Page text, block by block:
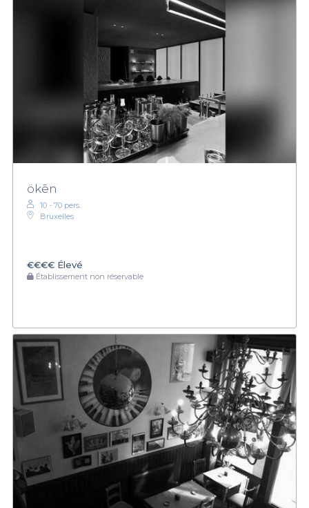
ökēn
10 - 70 pers.
Bruxelles
€€€€ Élevé
Établissement non réservable